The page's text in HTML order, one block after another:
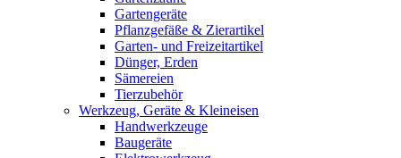
Gartengeräte
Pflanzgefäße & Zierartikel
Garten- und Freizeitartikel
Dünger, Erden
Sämereien
Tierzubehör
Werkzeug, Geräte & Kleineisen
Handwerkzeuge
Baugeräte